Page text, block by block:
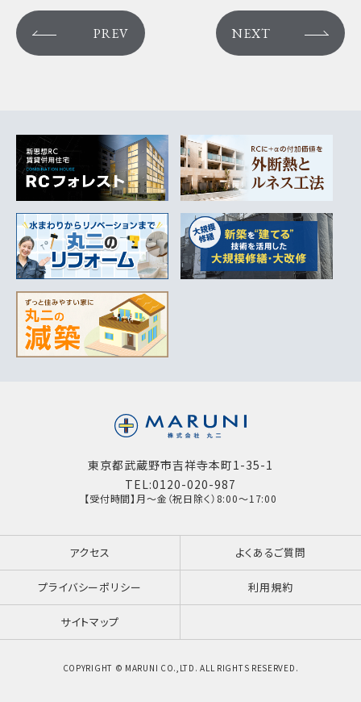
PREV NEXT
東京都武蔵野市吉祥寺本町1-35-1
TEL:0120-020-987
【受付時間】月～金（祝日除く）8:00～17:00
アクセス よくあるご質問
プライバシーポリシー 利用規約
サイトマップ
COPYRIGHT © MARUNI CO.,LTD. ALL RIGHTS RESERVED.